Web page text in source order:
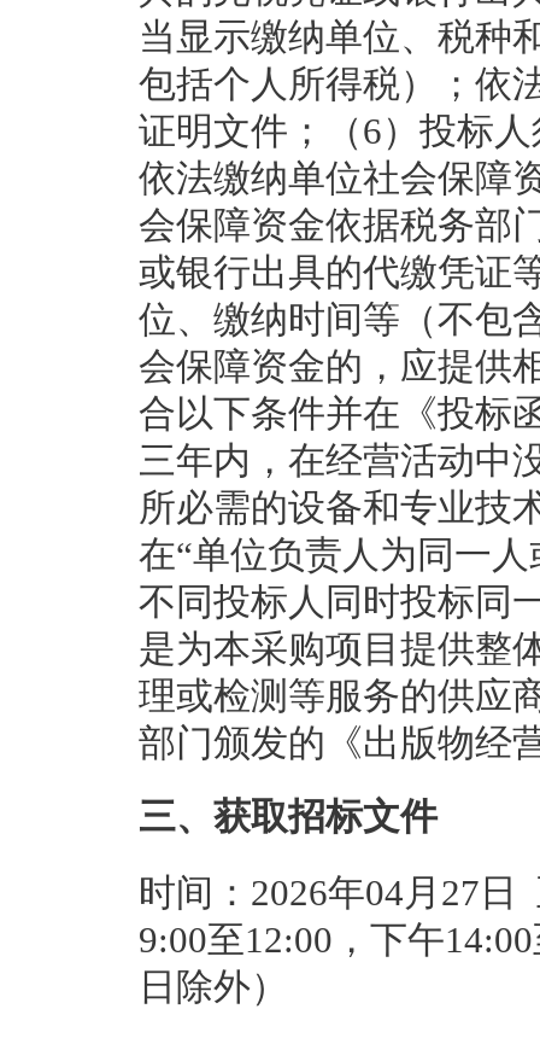
当显示缴纳单位、税种
包括个人所得税）；依
证明文件；（6）投标
依法缴纳单位社会保障
会保障资金依据税务部
或银行出具的代缴凭证
位、缴纳时间等（不包
会保障资金的，应提供
合以下条件并在《投标
三年内，在经营活动中
所必需的设备和专业技
在“单位负责人为同一
不同投标人同时投标同
是为本采购项目提供整
理或检测等服务的供应
部门颁发的《出版物经
三、获取招标文件
时间：2026年04月27
9:00至12:00，下午
日除外）